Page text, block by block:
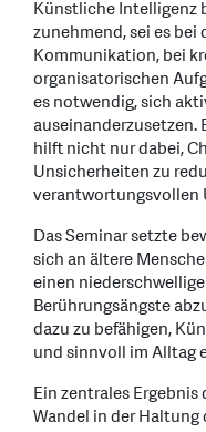
Künstliche Intelligenz
zunehmend, sei es
Kommunikation, bei
organisatorischen
es notwendig, sich
auseinanderzusetzen.
hilft nicht nur dabei,
Unsicherheiten zu
verantwortungsvollen
Das Seminar setzte
sich an ältere
einen
Berührungsängste
dazu zu befähigen,
und sinnvoll im Alltag
Ein zentrales
Wandel in der Haltung